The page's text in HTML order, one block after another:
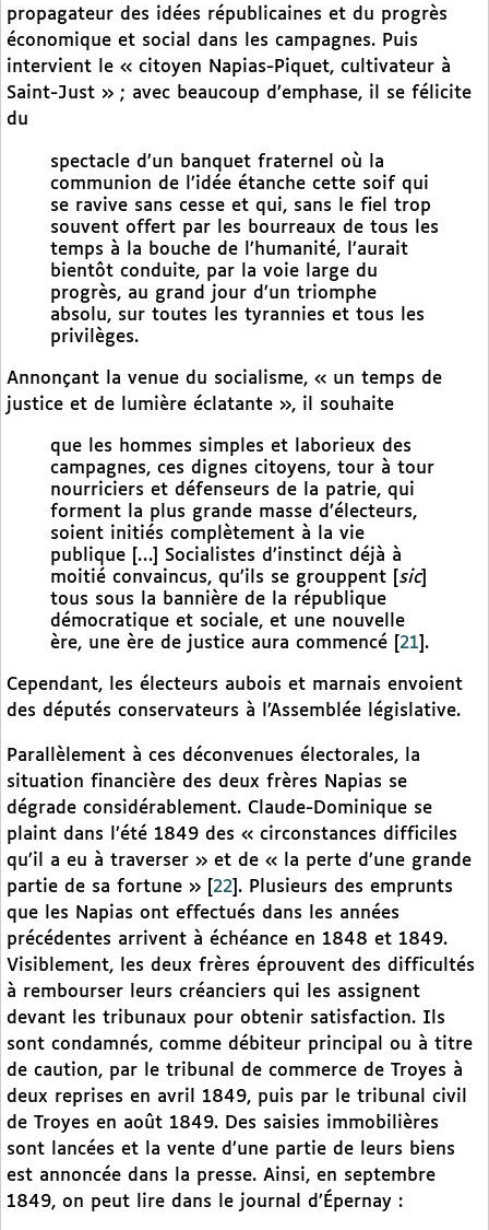
propagateur des idées républicaines et du progrès
économique et social dans les campagnes. Puis
intervient le « citoyen Napias-Piquet, cultivateur à
Saint-Just » ; avec beaucoup d’emphase, il se félicite
du
spectacle d’un banquet fraternel où la
communion de l’idée étanche cette soif qui
se ravive sans cesse et qui, sans le fiel trop
souvent offert par les bourreaux de tous les
temps à la bouche de l’humanité, l’aurait
bientôt conduite, par la voie large du
progrès, au grand jour d’un triomphe
absolu, sur toutes les tyrannies et tous les
privilèges.
Annonçant la venue du socialisme, « un temps de
justice et de lumière éclatante », il souhaite
que les hommes simples et laborieux des
campagnes, ces dignes citoyens, tour à tour
nourriciers et défenseurs de la patrie, qui
forment la plus grande masse d’électeurs,
soient initiés complètement à la vie
publique […] Socialistes d’instinct déjà à
moitié convaincus, qu’ils se grouppent [ sic]
tous sous la bannière de la république
démocratique et sociale, et une nouvelle
ère, une ère de justice aura commencé
21 .
Cependant, les électeurs aubois et marnais envoient
des députés conservateurs à l’Assemblée législative.
Parallèlement à ces déconvenues électorales, la
situation financière des deux frères Napias se
dégrade considérablement. Claude-Dominique se
plaint dans l’été 1849 des « circonstances difficiles
qu’il a eu à traverser » et de « la perte d’une grande
partie de sa fortune »
22 . Plusieurs des emprunts
que les Napias ont effectués dans les années
précédentes arrivent à échéance en 1848 et 1849.
Visiblement, les deux frères éprouvent des difficultés
à rembourser leurs créanciers qui les assignent
devant les tribunaux pour obtenir satisfaction. Ils
sont condamnés, comme débiteur principal ou à titre
de caution, par le tribunal de commerce de Troyes à
deux reprises en avril 1849, puis par le tribunal civil
de Troyes en août 1849. Des saisies immobilières
sont lancées et la vente d’une partie de leurs biens
est annoncée dans la presse. Ainsi, en septembre
1849, on peut lire dans le journal d’Épernay :